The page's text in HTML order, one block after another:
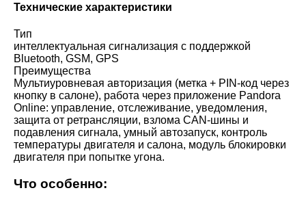
Технические характеристики
Тип
интеллектуальная сигнализация с поддержкой
Bluetooth, GSM, GPS
Преимущества
Мультиуровневая авторизация (метка + PIN-код через
кнопку в салоне), работа через приложение Pandora
Online: управление, отслеживание, уведомления,
защита от ретрансляции, взлома CAN-шины и
подавления сигнала, умный автозапуск, контроль
температуры двигателя и салона, модуль блокировки
двигателя при попытке угона.
Что особенно: